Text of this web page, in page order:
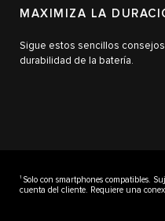
MAXIMIZA LA
Sigue estos sencillos
durabilidad de la batería.
1 Solo con smartphones compatibles.
cuenta del cliente. Requiere una